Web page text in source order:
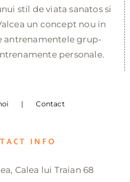
stil de viata sanatos si
un concept nou in
antrenamentele grup-
personale.
Contact
INFO
Calea lui Traian 68